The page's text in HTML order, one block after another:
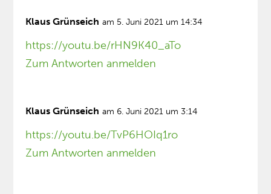
Klaus Grünseich am 5. Juni 2021 um 14:34
https://youtu.be/rHN9K40_aTo
Zum Antworten anmelden
Klaus Grünseich am 6. Juni 2021 um 3:14
https://youtu.be/TvP6HOIq1ro
Zum Antworten anmelden